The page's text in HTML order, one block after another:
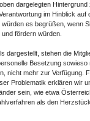
dargelegten
im Hinblick auf
es begrüßen, wenn
fördern würden.
dargestellt, stehen die
Besetzung
nicht mehr zur Verfügung.
Problematik erklären wir
sein, wie etwa
als den